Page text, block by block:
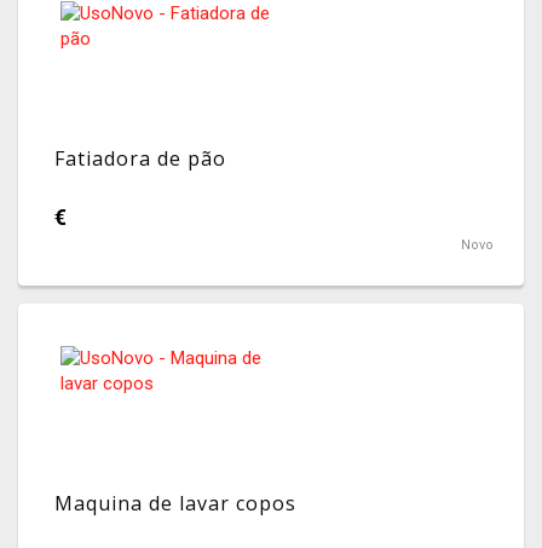
Fatiadora de pão
€
Novo
Maquina de lavar copos